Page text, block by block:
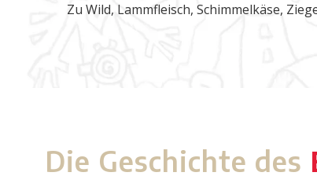
Zu Wild, Lammfleisch, Schimmelkäse,
Die Geschichte des